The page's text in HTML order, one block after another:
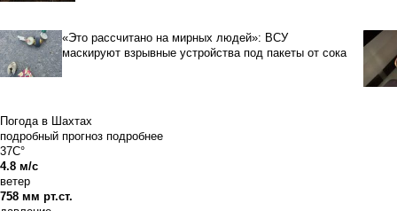
«Это рассчитано на мирных людей»: ВСУ
маскируют взрывные устройства под пакеты от сока
Погода в Шахтах
подробный прогноз подробнее
37C°
4.8 м/с
ветер
758 мм рт.ст.